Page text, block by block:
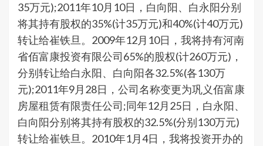
35万元);2011年10月10日，白向阳、白永阳分别
将其持有股权的35%(计35万元)和40%(计40万元)
转让给崔铁旦。2009年12月10日，我将持有河南
省佰富康投资有限公司65%的股权(计260万元)，
分别转让给白永阳、白向阳各32.5%(各130万
元);2011年9月28日，公司名称变更为巩义佰富康
房屋租赁有限责任公司;同年12月25日，白永阳、
白向阳分别将其持有股权的32.5%(分别130万元)
转让给崔铁旦。2010年1月4日，我将投资开办的